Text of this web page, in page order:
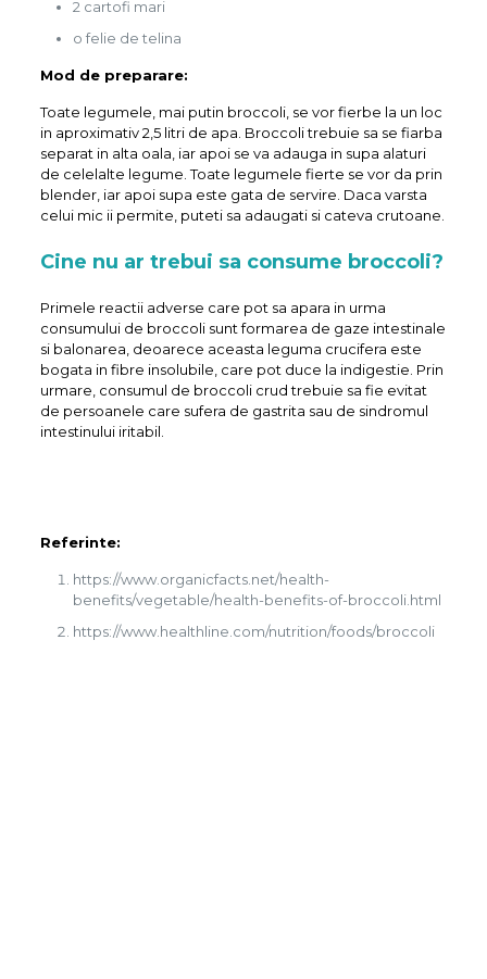
2 cartofi mari
o felie de telina
Mod de preparare:
Toate legumele, mai putin broccoli, se vor fierbe la un loc
in aproximativ 2,5 litri de apa. Broccoli trebuie sa se fiarba
separat in alta oala, iar apoi se va adauga in supa alaturi
de celelalte legume. Toate legumele fierte se vor da prin
blender, iar apoi supa este gata de servire. Daca varsta
celui mic ii permite, puteti sa adaugati si cateva crutoane.
Cine nu ar trebui sa consume broccoli?
Primele reactii adverse care pot sa apara in urma
consumului de broccoli sunt formarea de gaze intestinale
si balonarea, deoarece aceasta leguma crucifera este
bogata in fibre insolubile, care pot duce la indigestie. Prin
urmare, consumul de broccoli crud trebuie sa fie evitat
de persoanele care sufera de gastrita sau de sindromul
intestinului iritabil.
Referinte:
https://www.organicfacts.net/health-
benefits/vegetable/health-benefits-of-broccoli.html
https://www.healthline.com/nutrition/foods/broccoli